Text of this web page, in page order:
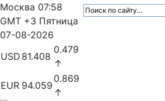
Москва 07:58
GMT +3 Пятница
07-08-2026
USD 81.408
0.479
↑
EUR 94.059
0.869
↑